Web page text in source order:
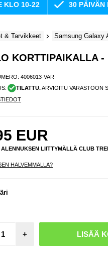
KLO 10-22 30 PÄIVÄN
& Tarvikkeet Samsung Galaxy
KORTTIPAIKALLA -
4006013-VAR
TILATTU.ARVIOITU VARASTOON
EUR
ALENNUKSEN LIITTYMÄLLÄ CLUB
HALVEMMALLA?
+